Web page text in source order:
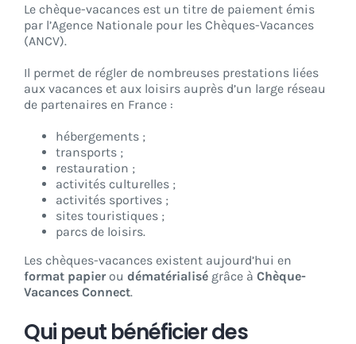
Le chèque-vacances est un titre de paiement émis
par l’Agence Nationale pour les Chèques-Vacances
(ANCV).
Il permet de régler de nombreuses prestations liées
aux vacances et aux loisirs auprès d’un large réseau
de partenaires en France :
hébergements ;
transports ;
restauration ;
activités culturelles ;
activités sportives ;
sites touristiques ;
parcs de loisirs.
Les chèques-vacances existent aujourd’hui en
format papierou dématérialisé grâce à Chèque-
Vacances Connect.
Qui peut bénéficier des